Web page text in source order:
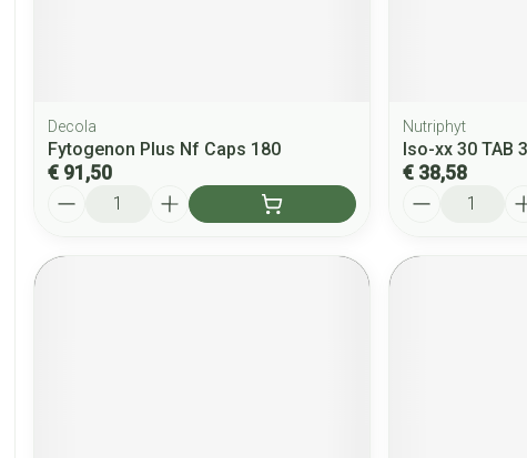
Decola
Fytogenon Plus Nf Caps 180
€ 91,50
Nutriphyt
Iso-xx 30 TAB
€ 38,58